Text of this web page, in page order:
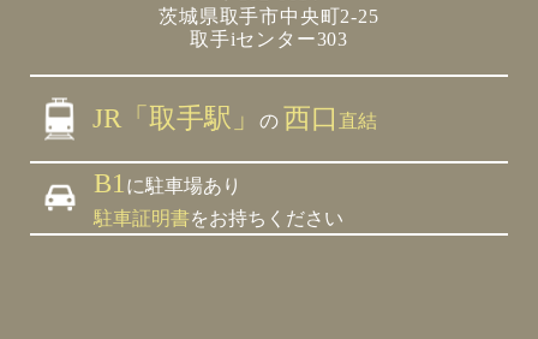
茨城県取手市中央町2-25
取手iセンター303
JR「取手駅」 の 西口 直結
B1 に駐車場あり
駐車証明書をお持ちください